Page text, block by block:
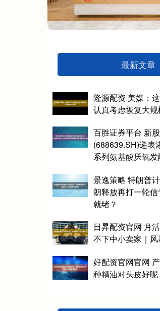
最新文章
隆源配资 美媒：
认真考虑恢复大
百胜证券平台 新
(688639.SH)递表
系列氨基酸厌氧
景逸策略 特朗普
朗释放再打一轮
就绪？
日昇配资官网 月
不下中小卖家｜风
好配资官网官网
种精油对头皮好